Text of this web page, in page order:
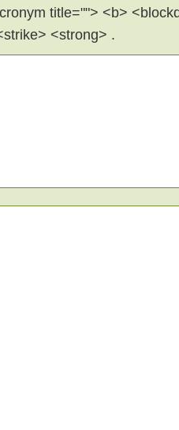
title=""> <b>
<strong> .